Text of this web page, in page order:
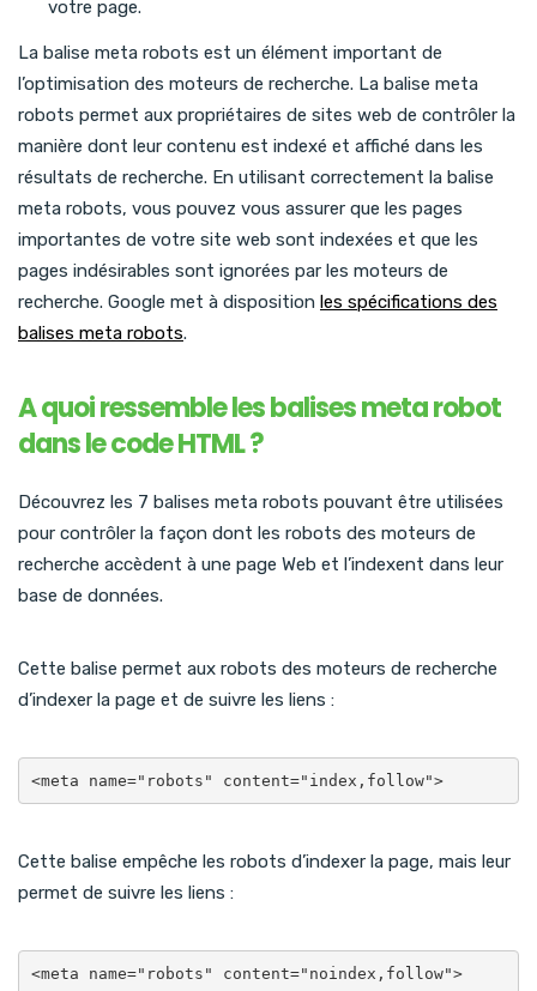
votre page.
La balise meta robots est un élément important de
l’optimisation des moteurs de recherche. La balise meta
robots permet aux propriétaires de sites web de contrôler la
manière dont leur contenu est indexé et affiché dans les
résultats de recherche. En utilisant correctement la balise
meta robots, vous pouvez vous assurer que les pages
importantes de votre site web sont indexées et que les
pages indésirables sont ignorées par les moteurs de
recherche. Google met à disposition les spécifications des
balises meta robots.
A quoi ressemble les balises meta robot
dans le code HTML ?
Découvrez les 7 balises meta robots pouvant être utilisées
pour contrôler la façon dont les robots des moteurs de
recherche accèdent à une page Web et l’indexent dans leur
base de données.
Cette balise permet aux robots des moteurs de recherche
d’indexer la page et de suivre les liens :
<meta name="robots" content="index,follow">
Cette balise empêche les robots d’indexer la page, mais leur
permet de suivre les liens :
<meta name="robots" content="noindex,follow">